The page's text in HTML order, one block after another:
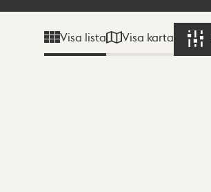
Visa lista Visa karta